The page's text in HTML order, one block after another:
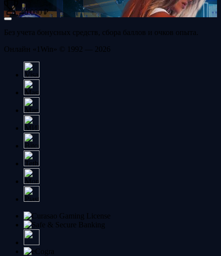
40 000 ₽
Без учета бонусных средств, сбора баллов и очков опыта.
Онлайн «1Win» © 1992 — 2026